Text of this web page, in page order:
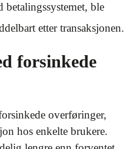
ble
etter transaksjonen.
forsinkede
overføringer,
hos enkelte brukere.